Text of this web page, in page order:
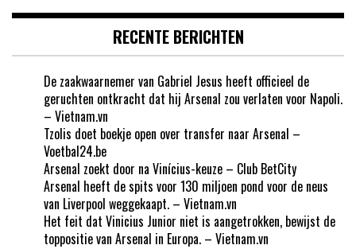
RECENTE BERICHTEN
De zaakwaarnemer van Gabriel Jesus heeft officieel de
geruchten ontkracht dat hij Arsenal zou verlaten voor Napoli.
– Vietnam.vn
Tzolis doet boekje open over transfer naar Arsenal –
Voetbal24.be
Arsenal zoekt door na Vinícius-keuze – Club BetCity
Arsenal heeft de spits voor 130 miljoen pond voor de neus
van Liverpool weggekaapt. – Vietnam.vn
Het feit dat Vinicius Junior niet is aangetrokken, bewijst de
toppositie van Arsenal in Europa. – Vietnam.vn